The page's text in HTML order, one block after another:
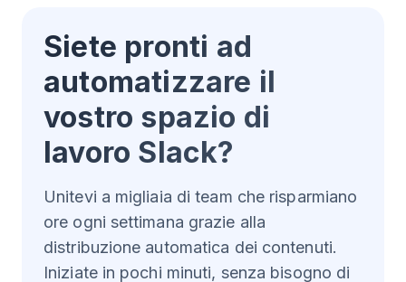
Siete pronti ad
automatizzare il
vostro spazio di
lavoro Slack?
Unitevi a migliaia di team che risparmiano
ore ogni settimana grazie alla
distribuzione automatica dei contenuti.
Iniziate in pochi minuti, senza bisogno di